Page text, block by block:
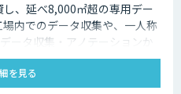
、延べ8,000㎡超の専用デー
内でのデータ収集や、一人称
ータ収集・アノテーションか
御に対応した既製データセッ
させる包括的なデータソリュ
を見る